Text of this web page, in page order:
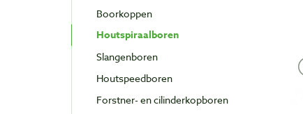
Boorkoppen
Houtspiraalboren
Slangenboren
Houtspeedboren
Forstner- en cilinderkopboren